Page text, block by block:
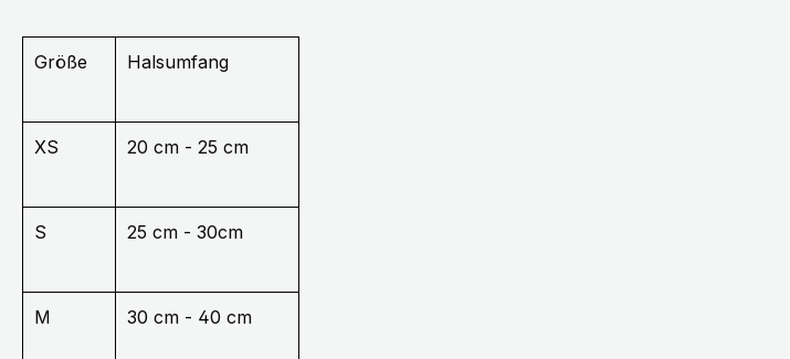
Größe Halsumfang
XS 20 cm - 25 cm
S 25 cm - 30cm
M 30 cm - 40 cm